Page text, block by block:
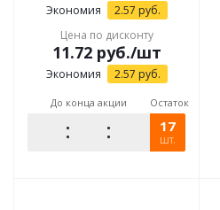
Экономия 2.57 руб.
Цена по дисконту
11.72руб./шт
Экономия 2.57 руб.
До конца акции Остаток
17
шт.